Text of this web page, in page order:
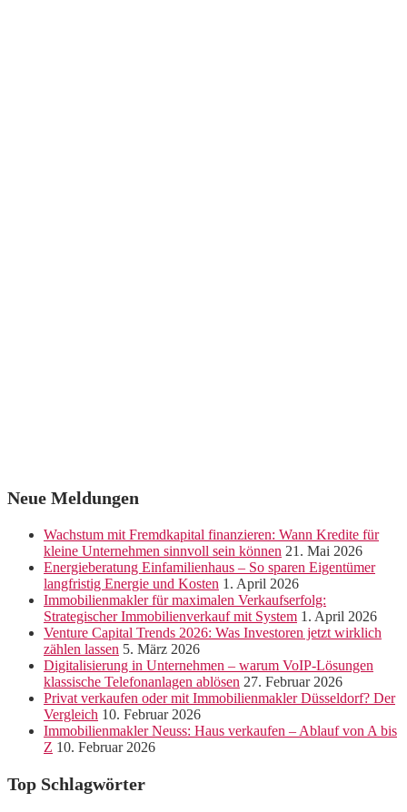
Neue Meldungen
Wachstum mit Fremdkapital finanzieren: Wann Kredite für
kleine Unternehmen sinnvoll sein können 21. Mai 2026
Energieberatung Einfamilienhaus – So sparen Eigentümer
langfristig Energie und Kosten 1. April 2026
Immobilienmakler für maximalen Verkaufserfolg:
Strategischer Immobilienverkauf mit System 1. April 2026
Venture Capital Trends 2026: Was Investoren jetzt wirklich
zählen lassen 5. März 2026
Digitalisierung in Unternehmen – warum VoIP-Lösungen
klassische Telefonanlagen ablösen 27. Februar 2026
Privat verkaufen oder mit Immobilienmakler Düsseldorf? Der
Vergleich 10. Februar 2026
Immobilienmakler Neuss: Haus verkaufen – Ablauf von A bis
Z 10. Februar 2026
Top Schlagwörter